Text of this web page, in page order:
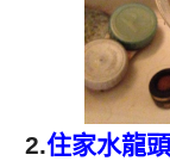
2.住家水龍